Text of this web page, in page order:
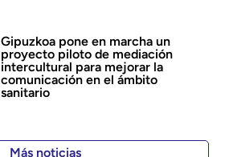
Gipuzkoa pone en marcha un
proyecto piloto de mediación
intercultural para mejorar la
comunicación en el ámbito
sanitario
Más noticias